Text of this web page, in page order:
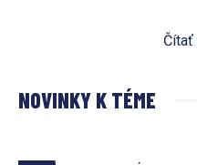
(EÚ). Hlavnou témou
rámca CISAF a dopady
Čítať
NOVINKY K TÉME